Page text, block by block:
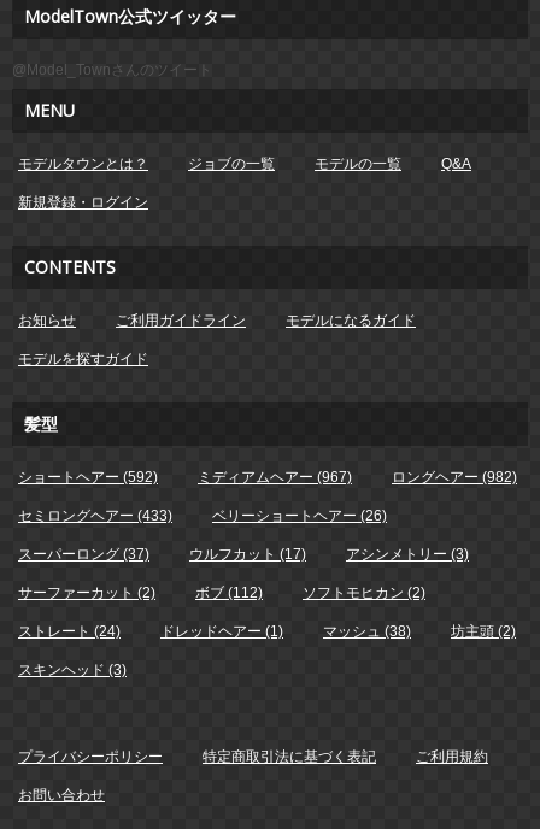
ModelTown公式ツイッター
@Model_Townさんのツイート
MENU
モデルタウンとは？ ジョブの一覧 モデルの一覧 Q&A
新規登録・ログイン
CONTENTS
お知らせ ご利用ガイドライン モデルになるガイド
モデルを探すガイド
髪型
ショートヘアー (592) ミディアムヘアー (967) ロングヘアー (982)
セミロングヘアー (433) ベリーショートヘアー (26)
スーパーロング (37) ウルフカット (17) アシンメトリー (3)
サーファーカット (2) ボブ (112) ソフトモヒカン (2)
ストレート (24) ドレッドヘアー (1) マッシュ (38) 坊主頭 (2)
スキンヘッド (3)
プライバシーポリシー 特定商取引法に基づく表記 ご利用規約
お問い合わせ